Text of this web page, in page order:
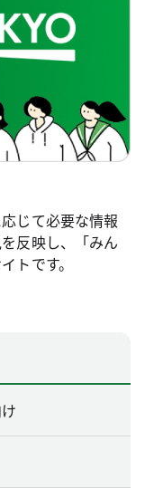
じて必要な情報
反映し、「みん
トです。